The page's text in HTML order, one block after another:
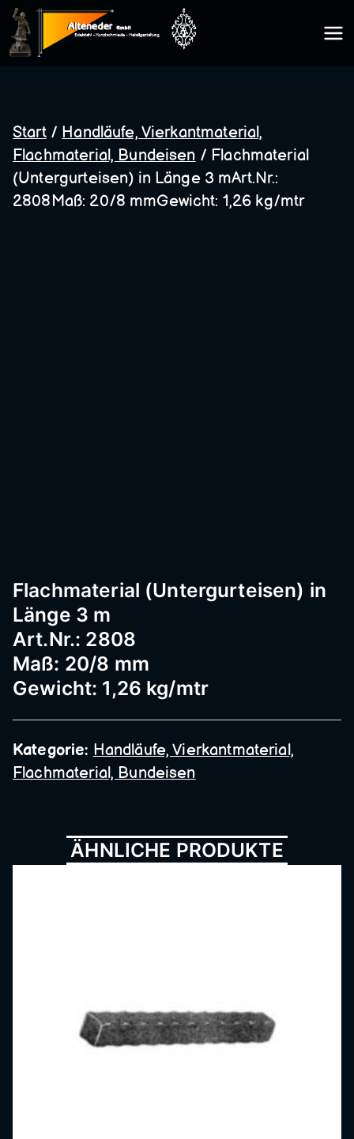
Zum
Inhalt
springen
chmie
de
er,
ahl,
Metall
Schmi
serei,
Start/ Handläufe, Vierkantmaterial,
Flachmaterial, Bundeisen / Flachmaterial
(Untergurteisen) in Länge 3 mArt.Nr.:
2808Maß: 20/8 mmGewicht: 1,26 kg/mtr
Flachmaterial (Untergurteisen) in
Länge 3 m
Art.Nr.: 2808
Maß: 20/8 mm
Gewicht: 1,26 kg/mtr
Kategorie: Handläufe, Vierkantmaterial,
Flachmaterial, Bundeisen
ÄHNLICHE PRODUKTE